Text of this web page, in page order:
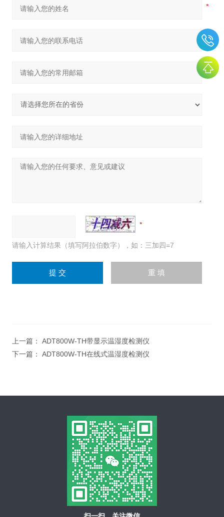
请输入计算结果（填写阿拉伯数字），如：三加四=7
上一篇： ADT800W-TH带显示温湿度检测仪
下一篇： ADT800W-TH在线式温湿度检测仪